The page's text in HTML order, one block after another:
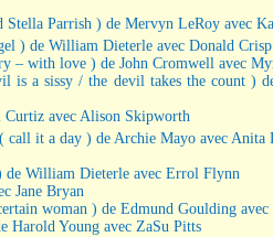
Stella Parrish ) de Mervyn LeRoy avec
) de William Dieterle avec Donald Crisp
– with love ) de John Cromwell avec
is a sissy / the devil takes the count )
Curtiz avec Alison Skipworth
( call it a day ) de Archie Mayo avec Anita
de William Dieterle avec Errol Flynn
Jane Bryan
woman ) de Edmund Goulding avec
Harold Young avec ZaSu Pitts